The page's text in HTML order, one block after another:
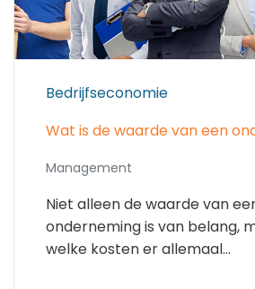
Bedrijfseconomie
Wat is de waarde van een
Management
Niet alleen de waarde van
onderneming is van belang,
welke kosten er allemaal...